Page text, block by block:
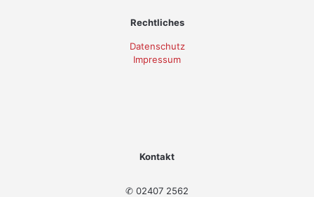
Rechtliches
Datenschutz
Impressum
Kontakt
✆ 02407 2562